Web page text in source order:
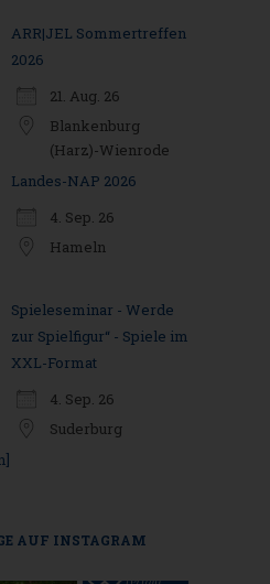
ARR|JEL Sommertreffen
2026
21. Aug. 26
Blankenburg
(Harz)-Wienrode
Landes-NAP 2026
4. Sep. 26
Hameln
Spieleseminar - Werde
zur Spielfigur“ - Spiele im
XXL-Format
4. Sep. 26
Suderburg
AUF INSTAGRAM